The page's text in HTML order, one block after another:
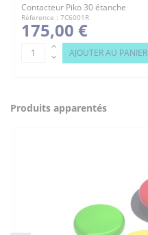
Contacteur Piko 30 étanche
Réference : 7C6001R
175,00 €
AJOUTER AU PANIER
Produits apparentés